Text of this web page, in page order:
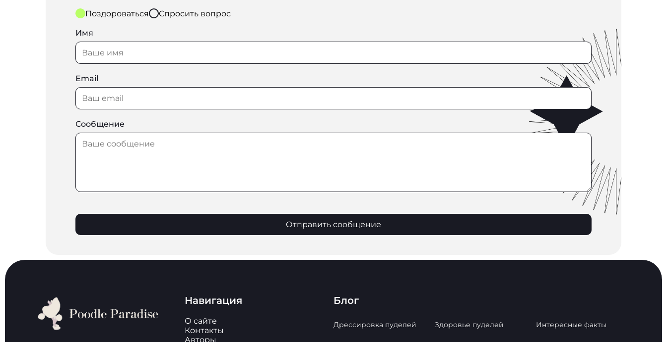
Поздороваться Спросить вопрос
Имя
Email
Сообщение
Отправить сообщение
Навигация
О сайте
Контакты
Авторы
Блог
Дрессировка пуделей Здоровье пуделей Интересные факты